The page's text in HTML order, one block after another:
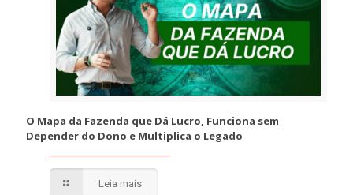
O Mapa da Fazenda que Dá Lucro, Funciona sem
Depender do Dono e Multiplica o Legado
Leia mais